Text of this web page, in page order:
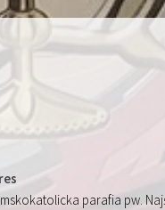
parafia pw.